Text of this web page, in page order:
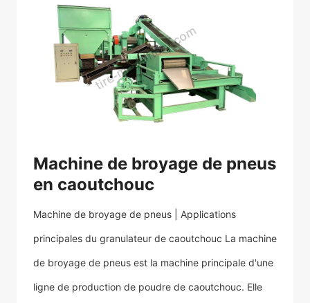
Machine de broyage de pneus
en caoutchouc
Machine de broyage de pneus | Applications
principales du granulateur de caoutchouc La machine
de broyage de pneus est la machine principale d'une
ligne de production de poudre de caoutchouc. Elle